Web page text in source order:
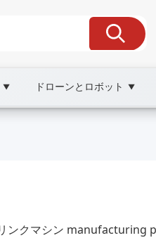
▼ ドローンとロボット ▼
ンクマシン